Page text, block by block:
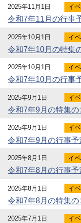
2025年11月1日 イ
令和7年11月の行事
2025年10月1日 イ
令和7年10月の特集
2025年10月1日 イ
令和7年10月の行事
2025年9月1日 イ
令和7年9月の特集
2025年9月1日 イ
令和7年9月の行事
2025年8月1日 イ
令和7年8月の行事
2025年8月1日 イ
令和7年8月の特集
2025年7月1日 イ